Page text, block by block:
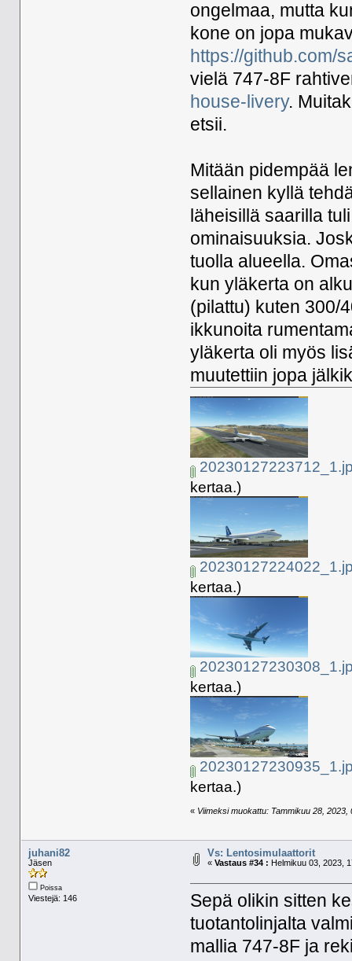
ongelmaa, mutta
kone on jopa
https://github.com/
vielä 747-8F
house-livery.
etsii.
Mitään pidempää
sellainen kyllä
läheisillä saarilla
ominaisuuksia.
tuolla alueella.
kun yläkerta on
(pilattu) kuten 300/
ikkunoita
yläkerta oli myös
muutettiin jopa
kertaa.)
kertaa.)
kertaa.)
kertaa.)
« Viimeksi muokattu: Tammikuu 28, 2023,
juhani82
Jäsen
Poissa
Viestejä: 146
Vs: Lentosimulaattorit
« Vastaus #34 : Helmikuu 03, 2023,
Sepä olikin sitten
tuotantolinjalta
mallia 747-8F ja